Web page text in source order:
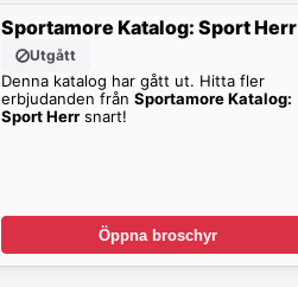
Sportamore Katalog: Sport Herr
Utgått
Denna katalog har gått ut. Hitta fler
erbjudanden från Sportamore Katalog:
Sport Herrsnart!
Öppna broschyr